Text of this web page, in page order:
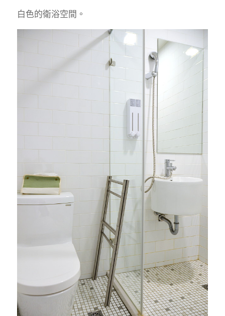
白色的衛浴空間。